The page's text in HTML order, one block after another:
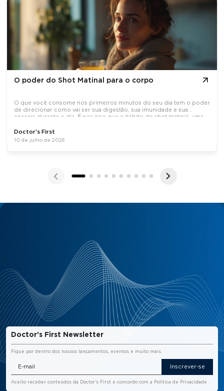
O poder do Shot Matinal para o corpo
O que você consome nos primeiros minutos do seu dia tem o poder
de direcionar como vai ser sua digestão, sua imunidade e sua
energia durante o dia. É por isso que o hábito do shot matinal, uma
Doctor's First
10 de julho de 2026
Doctor’s First Newsletter
Fique por dentro dos nossos lançamentos, eventos e muito mais.
Inscrever-se
Aceito receber conteúdos da Doctor’s First e concordo com a Política de Privacidade